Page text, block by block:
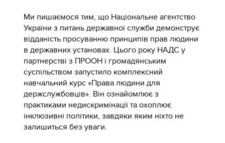
Ми пишаємося тим, що Національне агентство
України з питань державної служби демонструє
відданість просуванню принципів прав людини
в державних установах. Цього року НАДС у
партнерстві з ПРООН і громадянським
суспільством запустило комплексний
навчальний курс «Права людини для
держслужбовців». Він ознайомлює з
практиками недискримінації та охоплює
інклюзивні політики, завдяки яким ніхто не
залишиться без уваги.